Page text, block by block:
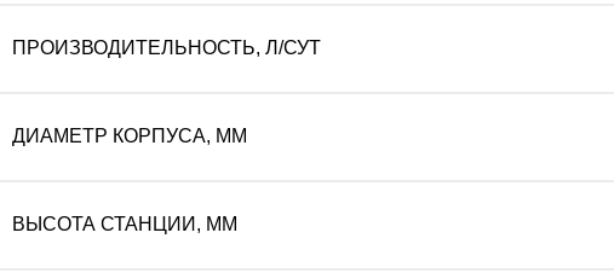
ПРОИЗВОДИТЕЛЬНОСТЬ, Л/СУТ
ДИАМЕТР КОРПУСА, ММ
ВЫСОТА СТАНЦИИ, ММ